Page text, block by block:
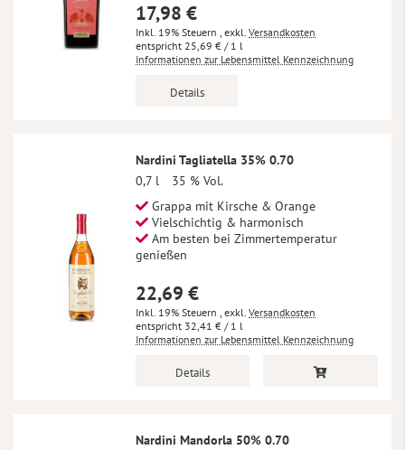
17,98 €
Inkl. 19% Steuern , exkl. Versandkosten
25,69 € / 1 l
Informationen zur Lebensmittel Kennzeichnung
Details
Nardini Tagliatella 35% 0.70
0,7 l
35 % Vol.
Grappa mit Kirsche & Orange
Vielschichtig & harmonisch
Am besten bei Zimmertemperatur
genießen
22,69 €
Inkl. 19% Steuern , exkl. Versandkosten
32,41 € / 1 l
Informationen zur Lebensmittel Kennzeichnung
Details
Nardini Mandorla 50% 0.70